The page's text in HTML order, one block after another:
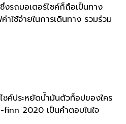
รถมอเตอร์ไซค์ก็ถือเป็นทาง
าใช้จ่ายในการเดินทาง รวมร่วม
ซค์ประหยัดน้ำมันตัวท็อปของใคร
2020 เป็นคำตอบในใจ